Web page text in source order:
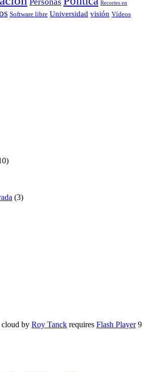
Recortes en
Software libre Universidad visión Vídeos
(3)
cloud by Roy Tanck requires Flash Player9